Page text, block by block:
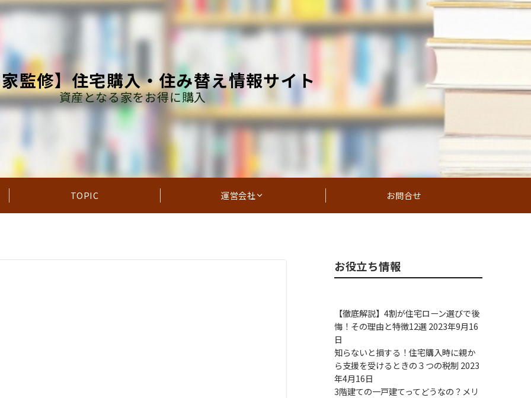
監修】住宅購入・住み替え情報サイト
資産となる家をお得に購入
TOPIC 運営会社 お問合せ
お役立ち情報
【徹底解説】4割が住宅ローン選びで後
悔！その理由と特徴12選 2023年9月16
日
知らないと損する！住宅購入時に親か
ら支援を受けるときの３つの税制 2023
年4月16日
3階建ての一戸建てってどうなの？メリ